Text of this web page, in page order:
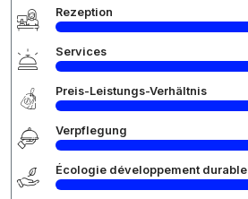
Rezeption
Services
Preis-Leistungs-Verhältnis
Verpflegung
Écologie développement durable